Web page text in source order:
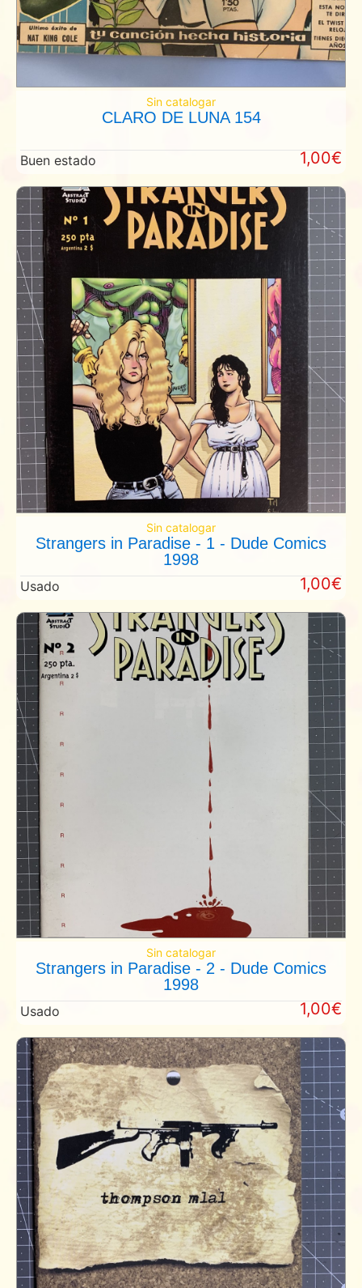
Sin catalogar
CLARO DE LUNA 154
Buen estado 1,00€
Sin catalogar
Strangers in Paradise - 1 - Dude Comics
1998
Usado 1,00€
Sin catalogar
Strangers in Paradise - 2 - Dude Comics
1998
Usado 1,00€